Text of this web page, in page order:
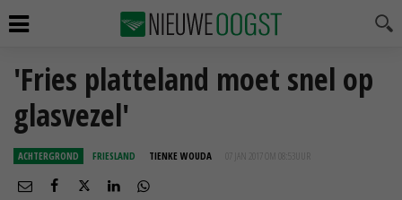
'Fries platteland moet snel op
glasvezel'
ACHTERGROND FRIESLAND TIENKE WOUDA 07 JAN 2017 OM 08:53